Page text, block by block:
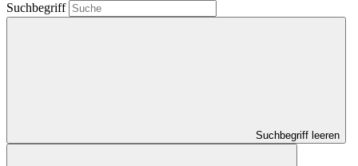
Suchbegriff
Suchbegriff leeren